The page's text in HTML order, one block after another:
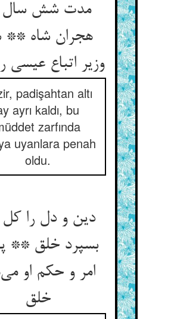
مدت شش سال
هجران شاه **
padişahtan altı
ayrı kaldı, bu
zarfında
uyanlara penah
oldu.
دین و دل را کل
بسپرد خلق **
امر و حکم او
خلق‌‌